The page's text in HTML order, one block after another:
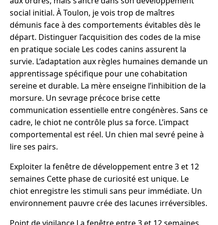
social initial. À Toulon, je vois trop de maîtres
démunis face à des comportements évitables dès le
départ. Distinguer l’acquisition des codes de la mise
en pratique sociale Les codes canins assurent la
survie. L’adaptation aux règles humaines demande un
apprentissage spécifique pour une cohabitation
sereine et durable. La mère enseigne l’inhibition de la
morsure. Un sevrage précoce brise cette
communication essentielle entre congénères. Sans ce
cadre, le chiot ne contrôle plus sa force. L’impact
comportemental est réel. Un chien mal sevré peine à
lire ses pairs.
Exploiter la fenêtre de développement entre 3 et 12
semaines Cette phase de curiosité est unique. Le
chiot enregistre les stimuli sans peur immédiate. Un
environnement pauvre crée des lacunes irréversibles.